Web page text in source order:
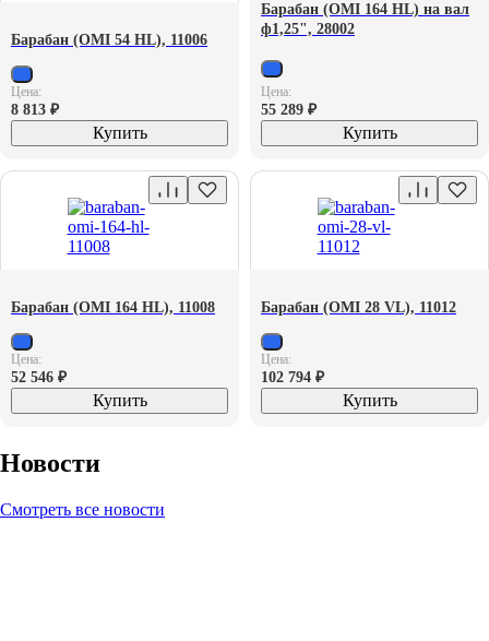
Барабан (OMI 54 HL), 11006
Цена:
8 813 ₽
Купить
Барабан (OMI 164 HL) на вал
ф1,25", 28002
Цена:
55 289 ₽
Купить
Барабан (OMI 164 HL), 11008
Цена:
52 546 ₽
Купить
Барабан (OMI 28 VL), 11012
Цена:
102 794 ₽
Купить
Новости
Смотреть все новости